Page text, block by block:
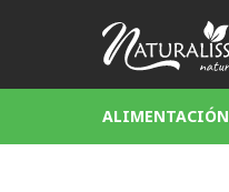
ALIMENTACIÓN